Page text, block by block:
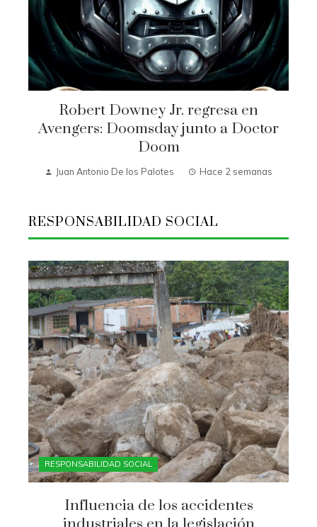
Robert Downey Jr. regresa en
Avengers: Doomsday junto a Doctor
Doom
Juan Antonio De los Palotes Hace 2 semanas
RESPONSABILIDAD SOCIAL
RESPONSABILIDAD SOCIAL
Influencia de los accidentes